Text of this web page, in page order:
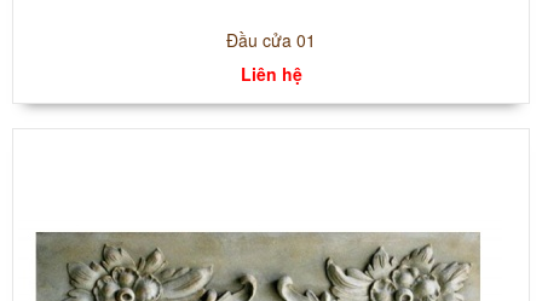
Đầu cửa 01
Liên hệ